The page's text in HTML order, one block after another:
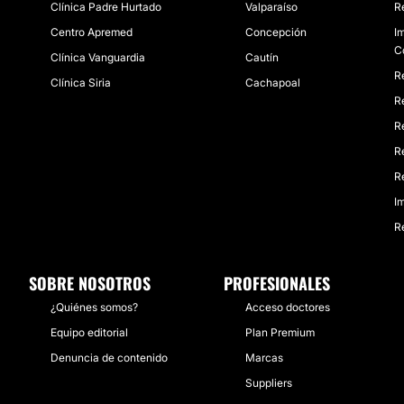
Clínica Padre Hurtado
Centro Apremed
Clínica Vanguardia
Clínica Siria
Valparaíso
Concepción
Cautín
Cachapoal
SOBRE NOSOTROS
¿Quiénes somos?
Equipo editorial
Denuncia de contenido
PROFESIONALES
Acceso doctores
Plan Premium
Marcas
Suppliers